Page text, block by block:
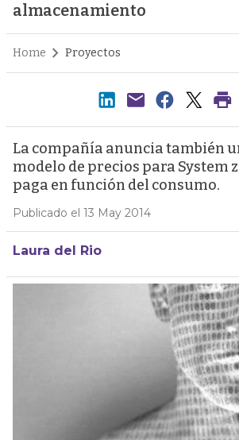
almacenamiento
Home Proyectos
La compañía anuncia también
modelo de precios para System z
paga en función del consumo.
Publicado el 13 May 2014
Laura del Rio